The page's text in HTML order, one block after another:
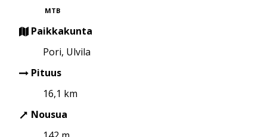
MTB
Paikkakunta
Pori, Ulvila
Pituus
16,1 km
Nousua